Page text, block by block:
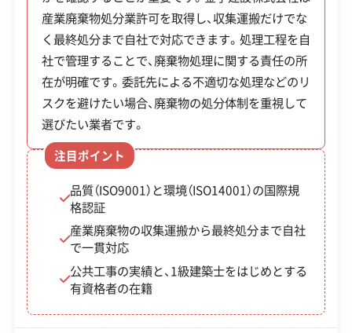
宮代
町空
家等
除却
補助
金
対象
経費
の2分
の1
（上限
15万
円）
町の認定を受けた「特定空家等」
または「管理不全空家等」である
必要があります。所有者ご本人
が申請し、町税を滞納していな
いことが条件です。
宮代
町既
存ブ
ロッ
ク塀
撤去
工事
費の2
分の1
道路などに面していて、高さが8
0cmを超え、危険だと判定され
たブロック塀などが対象です。
不動産取引
補助金・助成金申請 土地活用
滅失登記
建設リサイクル届
近隣挨拶
翌営業日連絡
クレジットカード
解体ローン SNS 土対応
日祝対応
※項目にカーソルを合わせると詳細な説明が表示されます。
できます。不法投棄などのリスクを抑えたい方にも
適した業者です。
産業廃棄物処分業許可を取得し、収集運搬だけでな
く最終処分まで自社で対応できます。処理工程を自
社で管理することで、廃棄物処理に関する責任の所
在が明確です。委託先による不適切な処理などのリ
スクを避けたい場合、廃棄物の処分体制を重視して
選びたい業者です。
注目ポイント
品質（ISO9001）と環境（ISO14001）の国際規
格認証
産業廃棄物の収集運搬から最終処分まで自社
で一貫対応
公共工事の実績と、1級建築士をはじめとする
有資格者の在籍